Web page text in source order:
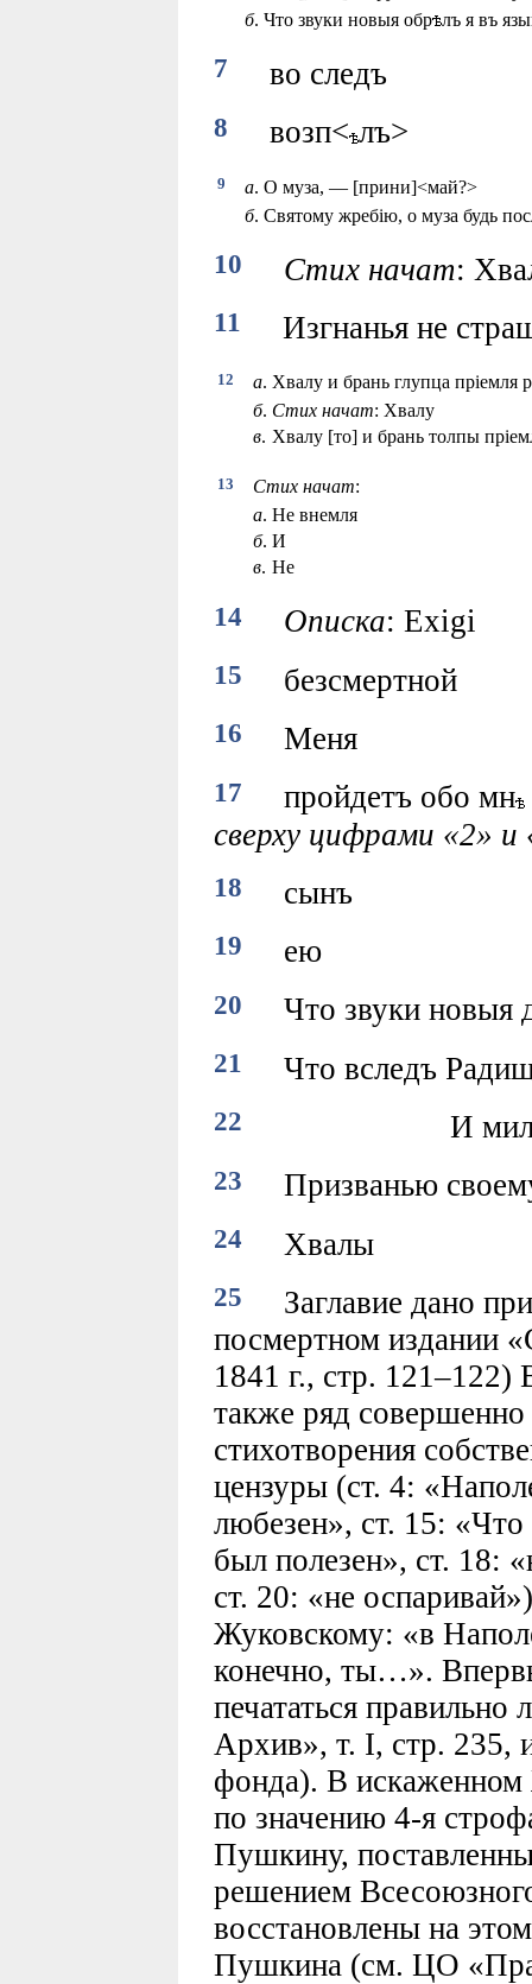
б. Что звуки новыя обр лъ я въ
7 во следъ
8 возп< лъ>
9 а. О муза, — [прини]<май?>
б. Святому жребiю, о муза будь
10 Стих начат:
11 Изгнанья не
12 а. Хвалу и брань глупца прiемля
б. Стих начат: Хвалу
в. Хвалу [то] и брань толпы
13 Стих начат:
а. Не внемля
б. И
в. Не
14 Описка: Exigi
15 безсмертной
16 Меня
17
пройдетъ обо мн
сверху цифрами «2» и
18 сынъ
19 ею
20 Что звуки новыя
21 Что вследъ
22 И
23 Призванью
24 Хвалы
25
Заглавие дано
посмертном издании
1841 г., стр.
также ряд
стихотворения
цензуры (ст. 4:
любезен», ст. 15:
был полезен», ст. 18:
ст. 20: «не
Жуковскому: «в
конечно, ты…».
печататься
Архив», т. I, стр. 235,
фонда). В искаженном
по значению 4-я
Пушкину,
решением
восстановлены на
Пушкина (см. ЦО